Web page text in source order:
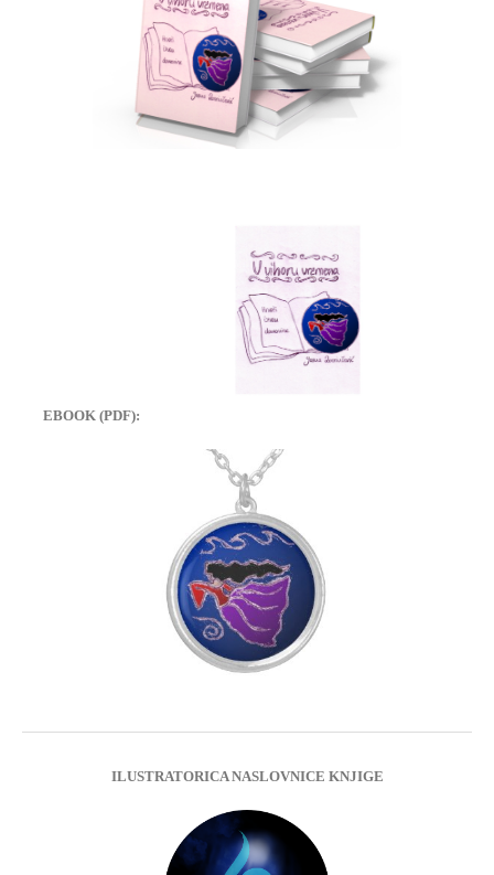
EBOOK (PDF):
ILUSTRATORICA NASLOVNICE KNJIGE